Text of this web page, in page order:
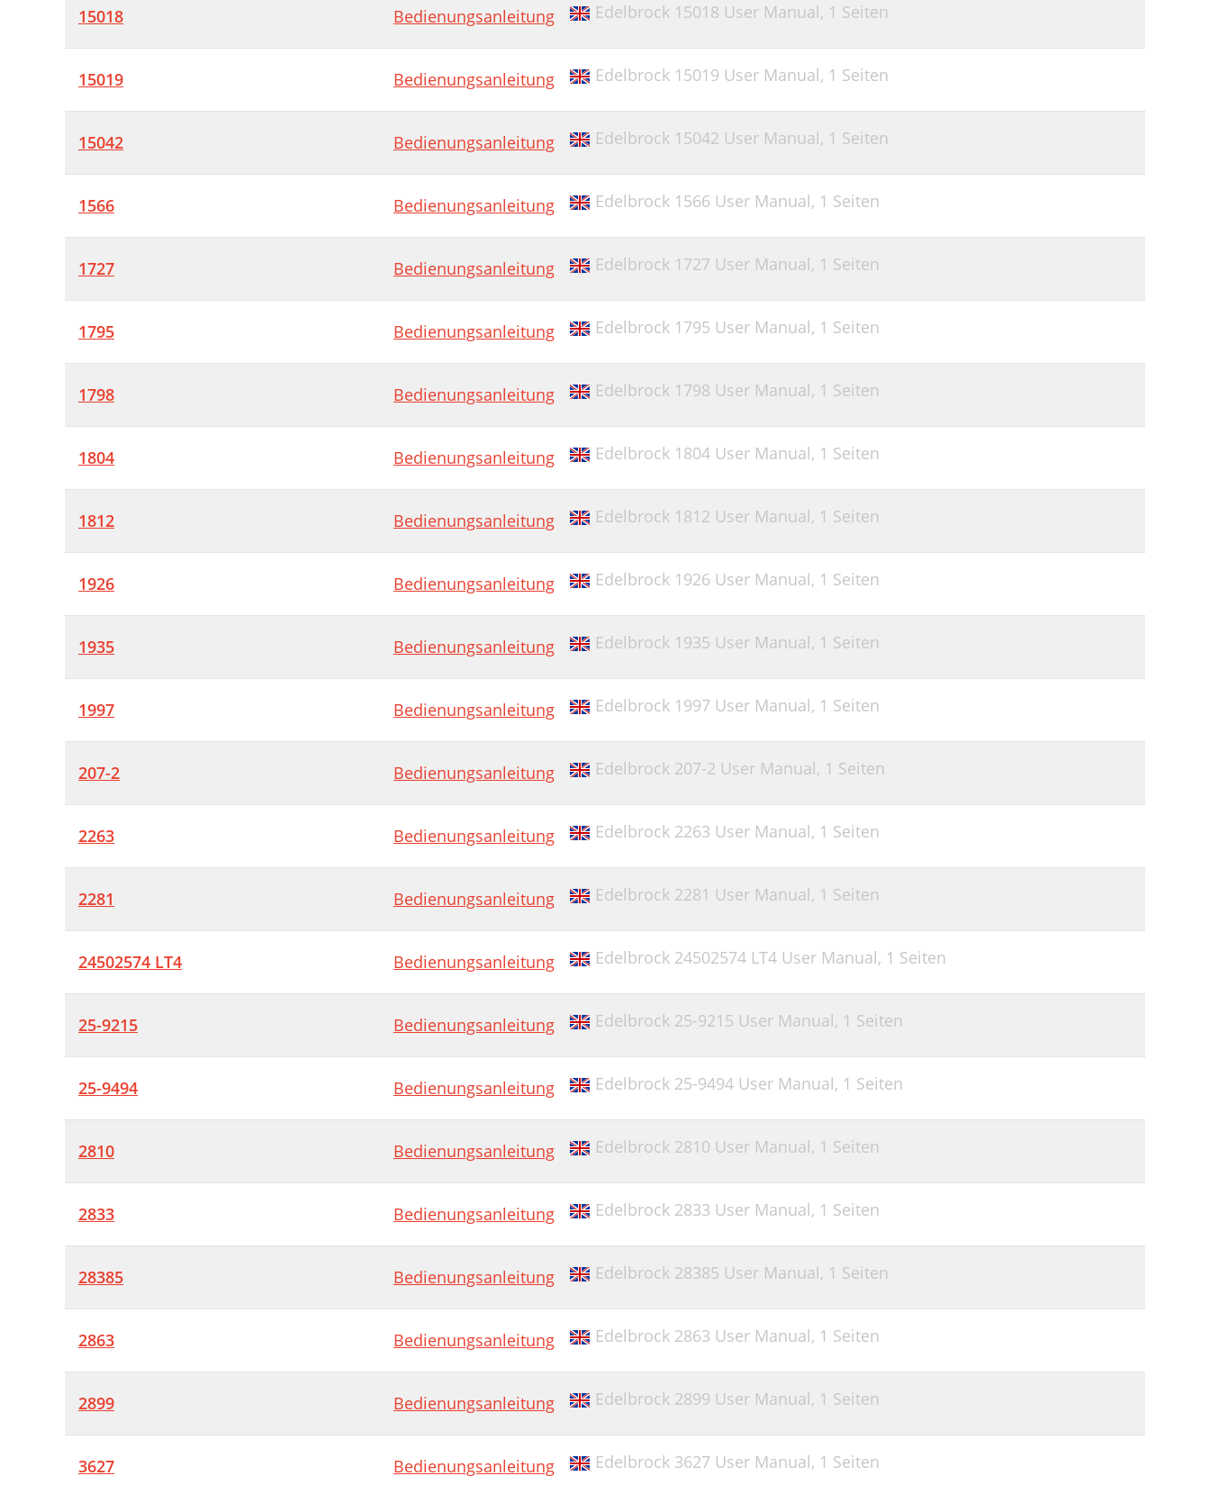
15018 Bedienungsanleitung Edelbrock 15018 User Manual, 1 Seiten
15019 Bedienungsanleitung Edelbrock 15019 User Manual, 1 Seiten
15042 Bedienungsanleitung Edelbrock 15042 User Manual, 1 Seiten
1566 Bedienungsanleitung Edelbrock 1566 User Manual, 1 Seiten
1727 Bedienungsanleitung Edelbrock 1727 User Manual, 1 Seiten
1795 Bedienungsanleitung Edelbrock 1795 User Manual, 1 Seiten
1798 Bedienungsanleitung Edelbrock 1798 User Manual, 1 Seiten
1804 Bedienungsanleitung Edelbrock 1804 User Manual, 1 Seiten
1812 Bedienungsanleitung Edelbrock 1812 User Manual, 1 Seiten
1926 Bedienungsanleitung Edelbrock 1926 User Manual, 1 Seiten
1935 Bedienungsanleitung Edelbrock 1935 User Manual, 1 Seiten
1997 Bedienungsanleitung Edelbrock 1997 User Manual, 1 Seiten
207-2 Bedienungsanleitung Edelbrock 207-2 User Manual, 1 Seiten
2263 Bedienungsanleitung Edelbrock 2263 User Manual, 1 Seiten
2281 Bedienungsanleitung Edelbrock 2281 User Manual, 1 Seiten
24502574 LT4 Bedienungsanleitung Edelbrock 24502574 LT4 User Manual, 1 Seiten
25-9215 Bedienungsanleitung Edelbrock 25-9215 User Manual, 1 Seiten
25-9494 Bedienungsanleitung Edelbrock 25-9494 User Manual, 1 Seiten
2810 Bedienungsanleitung Edelbrock 2810 User Manual, 1 Seiten
2833 Bedienungsanleitung Edelbrock 2833 User Manual, 1 Seiten
28385 Bedienungsanleitung Edelbrock 28385 User Manual, 1 Seiten
2863 Bedienungsanleitung Edelbrock 2863 User Manual, 1 Seiten
2899 Bedienungsanleitung Edelbrock 2899 User Manual, 1 Seiten
3627 Bedienungsanleitung Edelbrock 3627 User Manual, 1 Seiten